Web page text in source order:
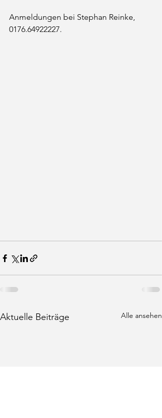
Anmeldungen bei Stephan Reinke,
0176.64922227.
Aktuelle Beiträge Alle ansehen